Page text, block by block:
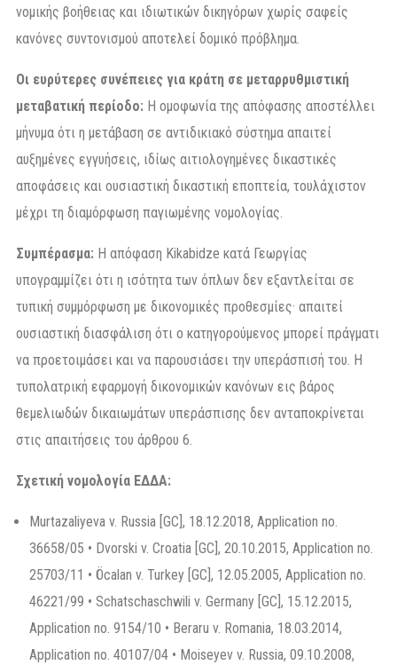
νομικής βοήθειας και ιδιωτικών δικηγόρων χωρίς σαφείς
κανόνες συντονισμού αποτελεί δομικό πρόβλημα.
Οι ευρύτερες συνέπειες για κράτη σε μεταρρυθμιστική
μεταβατική περίοδο: Η ομοφωνία της απόφασης αποστέλλει
μήνυμα ότι η μετάβαση σε αντιδικιακό σύστημα απαιτεί
αυξημένες εγγυήσεις, ιδίως αιτιολογημένες δικαστικές
αποφάσεις και ουσιαστική δικαστική εποπτεία, τουλάχιστον
μέχρι τη διαμόρφωση παγιωμένης νομολογίας.
Συμπέρασμα: Η απόφαση Kikabidze κατά Γεωργίας
υπογραμμίζει ότι η ισότητα των όπλων δεν εξαντλείται σε
τυπική συμμόρφωση με δικονομικές προθεσμίες· απαιτεί
ουσιαστική διασφάλιση ότι ο κατηγορούμενος μπορεί πράγματι
να προετοιμάσει και να παρουσιάσει την υπεράσπισή του. Η
τυπολατρική εφαρμογή δικονομικών κανόνων εις βάρος
θεμελιωδών δικαιωμάτων υπεράσπισης δεν ανταποκρίνεται
στις απαιτήσεις του άρθρου 6.
Σχετική νομολογία ΕΔΔΑ:
Murtazaliyeva v. Russia [GC], 18.12.2018, Application no.
36658/05 • Dvorski v. Croatia [GC], 20.10.2015, Application no.
25703/11 • Öcalan v. Turkey [GC], 12.05.2005, Application no.
46221/99 • Schatschaschwili v. Germany [GC], 15.12.2015,
Application no. 9154/10 • Beraru v. Romania, 18.03.2014,
Application no. 40107/04 • Moiseyev v. Russia, 09.10.2008,